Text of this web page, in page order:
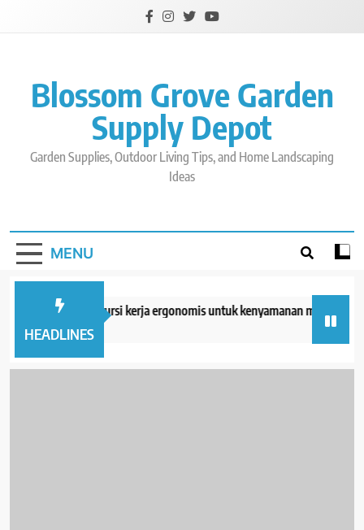
Blossom Grove Garden
Supply Depot
Garden Supplies, Outdoor Living Tips, and Home Landscaping
Ideas
MENU
HEADLINES
Tips memilih kursi kerja ergonomis untuk kenyamanan maksimal
4 days ago